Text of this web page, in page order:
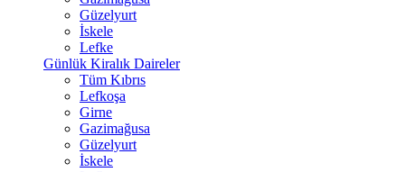
Güzelyurt
İskele
Lefke
Günlük Kiralık Daireler
Tüm Kıbrıs
Lefkoşa
Girne
Gazimağusa
Güzelyurt
İskele